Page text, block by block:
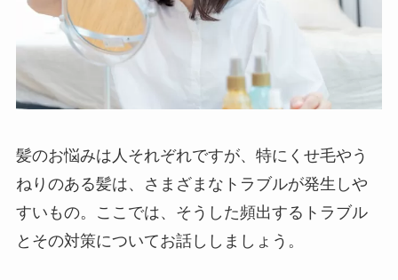
髪のお悩みは人それぞれですが、特にくせ毛やう
ねりのある髪は、さまざまなトラブルが発生しや
すいもの。ここでは、そうした頻出するトラブル
とその対策についてお話ししましょう。